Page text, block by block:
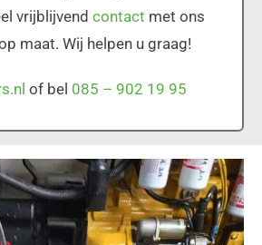
vrijblijvend contact met ons
maat. Wij helpen u graag!
of bel 085 – 902 19 95